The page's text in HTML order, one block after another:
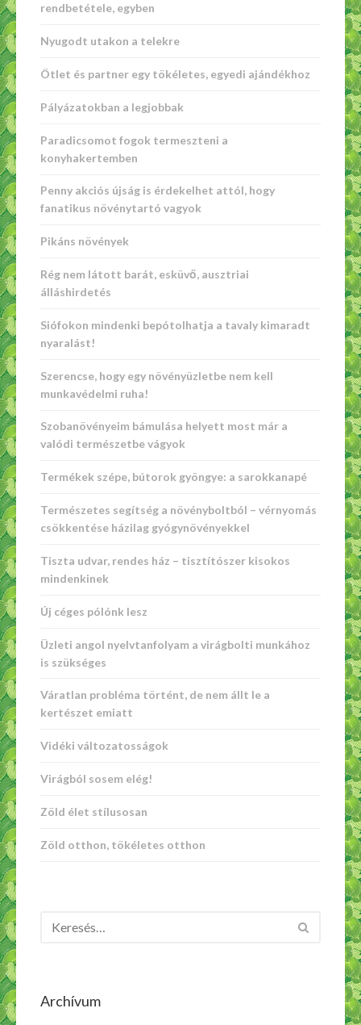
rendbetétele, egyben
Nyugodt utakon a telekre
Ötlet és partner egy tökéletes, egyedi ajándékhoz
Pályázatokban a legjobbak
Paradicsomot fogok termeszteni a
konyhakertemben
Penny akciós újság is érdekelhet attól, hogy
fanatikus növénytartó vagyok
Pikáns növények
Rég nem látott barát, esküvő, ausztriai
álláshirdetés
Siófokon mindenki bepótolhatja a tavaly kimaradt
nyaralást!
Szerencse, hogy egy növényüzletbe nem kell
munkavédelmi ruha!
Szobanövényeim bámulása helyett most már a
valódi természetbe vágyok
Termékek szépe, bútorok gyöngye: a sarokkanapé
Természetes segítség a növényboltból – vérnyomás
csökkentése házilag gyógynövényekkel
Tiszta udvar, rendes ház – tisztítószer kisokos
mindenkinek
Új céges pólónk lesz
Üzleti angol nyelvtanfolyam a virágbolti munkához
is szükséges
Váratlan probléma történt, de nem állt le a
kertészet emiatt
Vidéki változatosságok
Virágból sosem elég!
Zöld élet stílusosan
Zöld otthon, tökéletes otthon
Archívum